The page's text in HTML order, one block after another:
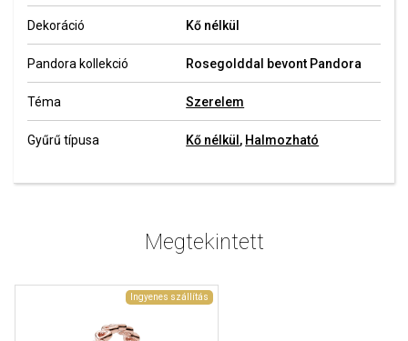
Dekoráció Kő nélkül
Pandora kollekció Rosegolddal bevont Pandora
Téma Szerelem
Gyűrű típusa Kő nélkül , Halmozható
Megtekintett
Ingyenes szállítás